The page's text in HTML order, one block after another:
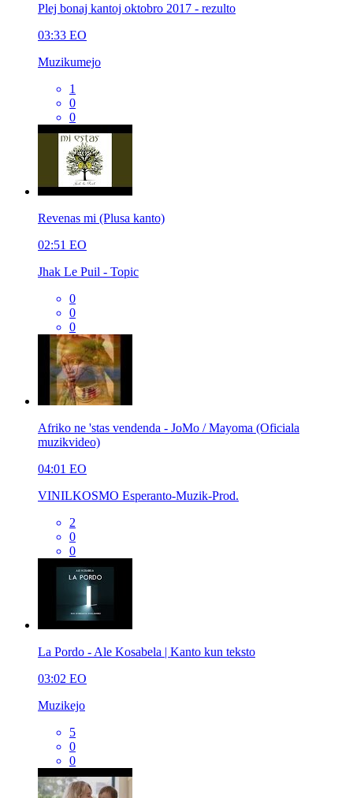
Plej bonaj kantoj oktobro 2017 - rezulto
03:33 EO
Muzikumejo
1
0
0
Revenas mi (Plusa kanto)
02:51 EO
Jhak Le Puil - Topic
0
0
0
Afriko ne 'stas vendenda - JoMo / Mayoma (Oficiala
muzikvideo)
04:01 EO
VINILKOSMO Esperanto-Muzik-Prod.
2
0
0
La Pordo - Ale Kosabela | Kanto kun teksto
03:02 EO
Muzikejo
5
0
0